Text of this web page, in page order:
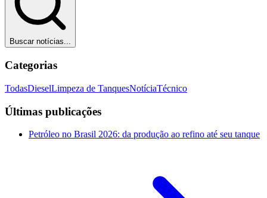
Buscar notícias...
Categorias
TodasDieselLimpeza de TanquesNotíciaTécnico
Últimas publicações
Petróleo no Brasil 2026: da produção ao refino até seu tanque